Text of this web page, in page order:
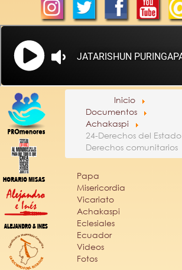
Inicio
Documentos
Achakaspi
24-Derechos del Estado
Derechos comunitarios
Papa
Misericordia
Vicariato
Achakaspi
Eclesiales
Ecuador
Videos
Fotos